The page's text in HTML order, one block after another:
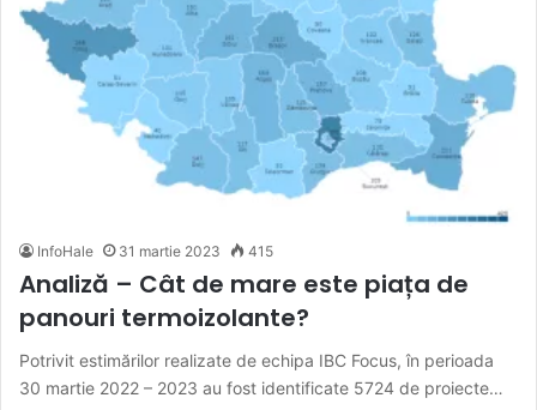
InfoHale 31 martie 2023 415
Analiză – Cât de mare este piața de
panouri termoizolante?
Potrivit estimărilor realizate de echipa IBC Focus, în perioada
30 martie 2022 – 2023 au fost identificate 5724 de proiecte…